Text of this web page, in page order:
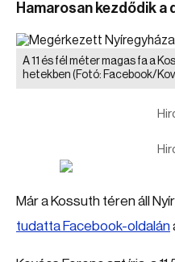
Hamarosan kezdődik a
A 11 és fél méter magas fa a
hetekben (Fotó: Facebook/
Már a Kossuth téren áll
tudatta Facebook-oldalán